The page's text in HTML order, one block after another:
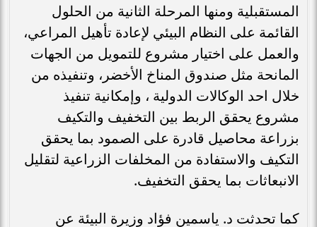
المستقبلية ومنها المرحلة الثانية من الحلول
القائمة على النظام البيئي لإعادة تأهيل المراعي،
والعمل على اختيار مشروع للتمويل من الجهات
المانحة مثل صندوق المناخ الأخضر، وتنفيذه من
خلال احد الوكالات الدولية ، وإمكانية تنفيذ
مشروع يحقق الربط بين التخفيف والتكيف
بزراعة محاصيل قادرة على الصمود بما يحقق
التكيف والاستفادة من المخلفات الزراعية لتقليل
الانبعاثات بما يحقق التخفيف.
كما تحدثت د. ياسمين فؤاد وزيرة البيئة عن